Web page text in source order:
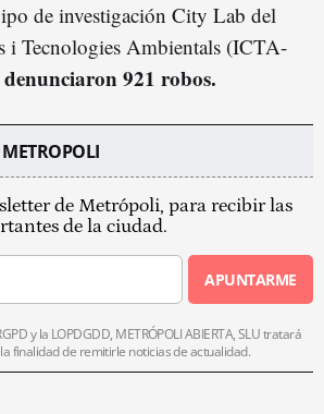
de investigación City Lab del
i Tecnologies Ambientals (ICTA-
denunciaron 921 robos.
METROPOLI
de Metrópoli, para recibir las
de la ciudad.
APUNTARME
y la LOPDGDD, METRÓPOLI ABIERTA, SLU tratará
finalidad de remitirle noticias de actualidad.